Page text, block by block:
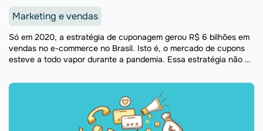
Marketing e vendas
Só em 2020, a estratégia de cuponagem gerou R$ 6 bilhões em
vendas no e-commerce no Brasil. Isto é, o mercado de cupons
esteve a todo vapor durante a pandemia. Essa estratégia não só